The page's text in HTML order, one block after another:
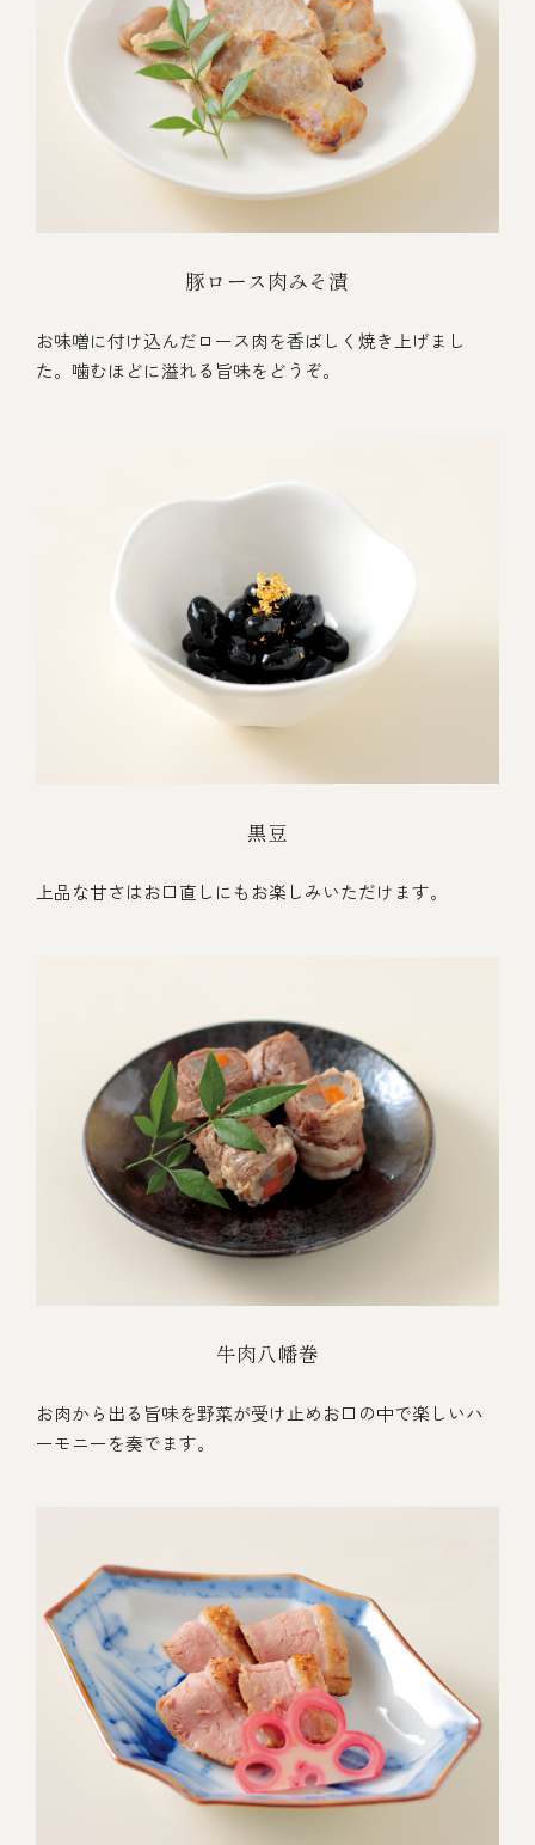
豚ロース肉みそ漬
お味噌に付け込んだロース肉を香ばしく焼き上げまし
た。噛むほどに溢れる旨味をどうぞ。
黒豆
上品な甘さはお口直しにもお楽しみいただけます。
牛肉八幡巻
お肉から出る旨味を野菜が受け止めお口の中で楽しいハ
ーモニーを奏でます。